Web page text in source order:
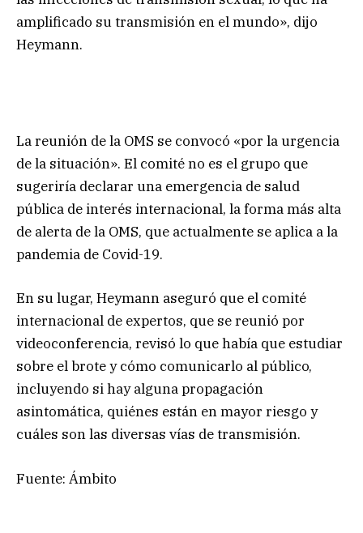
amplificado su transmisión en el mundo», dijo
Heymann.
La reunión de la OMS se convocó «por la urgencia
de la situación». El comité no es el grupo que
sugeriría declarar una emergencia de salud
pública de interés internacional, la forma más alta
de alerta de la OMS, que actualmente se aplica a la
pandemia de Covid-19.
En su lugar, Heymann aseguró que el comité
internacional de expertos, que se reunió por
videoconferencia, revisó lo que había que estudiar
sobre el brote y cómo comunicarlo al público,
incluyendo si hay alguna propagación
asintomática, quiénes están en mayor riesgo y
cuáles son las diversas vías de transmisión.
Fuente: Ámbito